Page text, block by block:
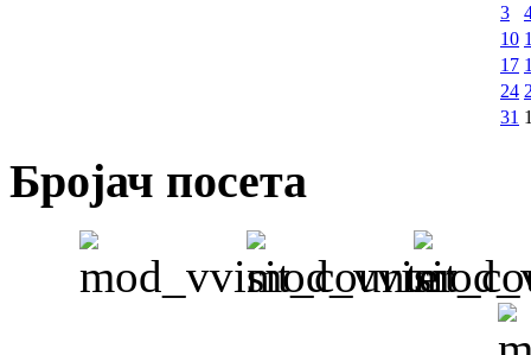
3
10
17
24
31
Бројач посета